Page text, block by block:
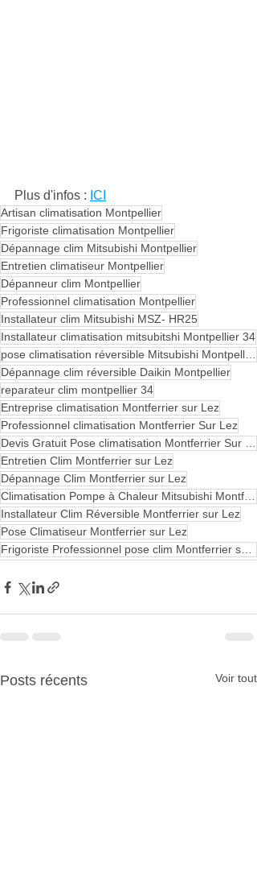
Plus d'infos : ICI
Artisan climatisation Montpellier
Frigoriste climatisation Montpellier
Dépannage clim Mitsubishi Montpellier
Entretien climatiseur Montpellier
Dépanneur clim Montpellier
Professionnel climatisation Montpellier
Installateur clim Mitsubishi MSZ- HR25
Installateur climatisation mitsubitshi Montpellier 34
pose climatisation réversible Mitsubishi Montpellier
Dépannage clim réversible Daikin Montpellier
reparateur clim montpellier 34
Entreprise climatisation Montferrier sur Lez
Professionnel climatisation Montferrier Sur Lez
Devis Gratuit Pose climatisation Montferrier Sur Lez
Entretien Clim Montferrier sur Lez
Dépannage Clim Montferrier sur Lez
Climatisation Pompe à Chaleur Mitsubishi Montferrier sur Lez
Installateur Clim Réversible Montferrier sur Lez
Pose Climatiseur Montferrier sur Lez
Frigoriste Professionnel pose clim Montferrier sur Lez
Posts récents Voir tout